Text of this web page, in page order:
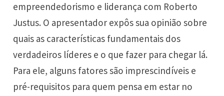
empreendedorismo e liderança com Roberto
Justus. O apresentador expôs sua opinião sobre
quais as características fundamentais dos
verdadeiros líderes e o que fazer para chegar lá.
Para ele, alguns fatores são imprescindíveis e
pré-requisitos para quem pensa em estar no